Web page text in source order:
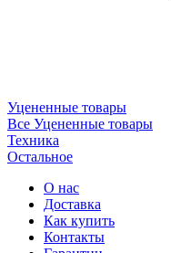
Уцененные товары
Все Уцененные товары
Техника
Остальное
О нас
Доставка
Как купить
Контакты